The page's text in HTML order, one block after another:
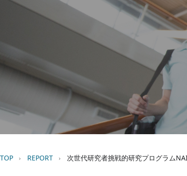
パンくず
TOP REPORT 次世代研究者挑戦的研究プログラム